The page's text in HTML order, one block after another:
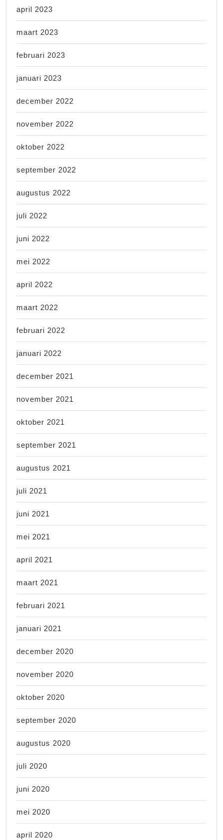
april 2023
maart 2023
februari 2023
januari 2023
december 2022
november 2022
oktober 2022
september 2022
augustus 2022
juli 2022
juni 2022
mei 2022
april 2022
maart 2022
februari 2022
januari 2022
december 2021
november 2021
oktober 2021
september 2021
augustus 2021
juli 2021
juni 2021
mei 2021
april 2021
maart 2021
februari 2021
januari 2021
december 2020
november 2020
oktober 2020
september 2020
augustus 2020
juli 2020
juni 2020
mei 2020
april 2020